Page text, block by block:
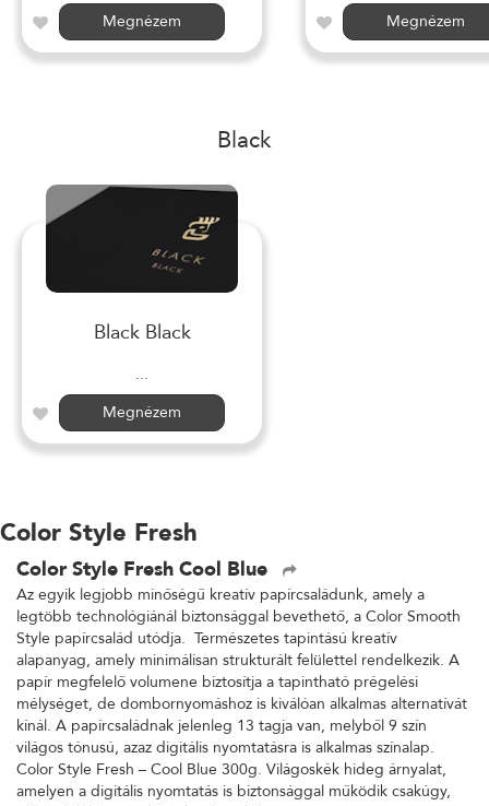
Megnézem
Megnézem
Black
Black Black
...
Megnézem
Color Style Fresh
Color Style Fresh Cool Blue
Az egyik legjobb minőségű kreatív papírcsaládunk, amely a
legtöbb technológiánál biztonsággal bevethető, a Color Smooth
Style papírcsalád utódja. Természetes tapintású kreatív
alapanyag, amely minimálisan strukturált felülettel rendelkezik. A
papír megfelelő volumene biztosítja a tapintható prégelési
mélységet, de dombornyomáshoz is kiválóan alkalmas alternatívát
kínál. A papírcsaládnak jelenleg 13 tagja van, melyből 9 szín
világos tónusú, azaz digitális nyomtatásra is alkalmas színalap.
Color Style Fresh – Cool Blue 300g. Világoskék hideg árnyalat,
amelyen a digitális nyomtatás is biztonsággal működik csakúgy,